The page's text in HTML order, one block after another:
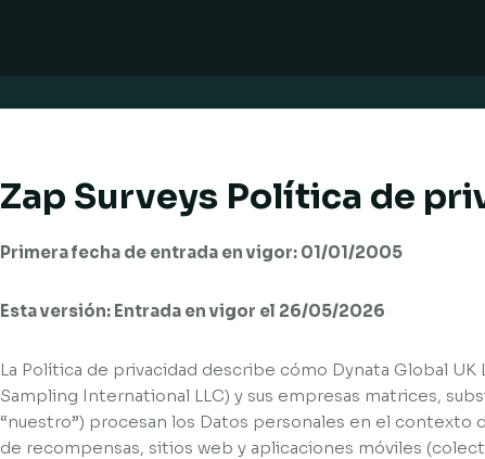
Zap Surveys Política de
Primera fecha de entrada en vigor: 01/01/2005
Esta versión: Entrada en vigor el 26/05/2026
La Política de privacidad describe cómo Dynata Global
Sampling International LLC) y sus empresas matrices,
“nuestro”) procesan los Datos personales en el contexto
de recompensas, sitios web y aplicaciones móviles